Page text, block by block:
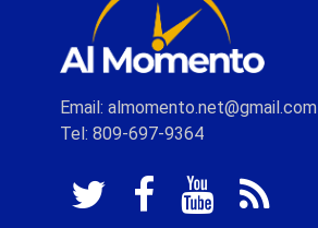
Email: almomento.net@gmail.com
Tel: 809-697-9364